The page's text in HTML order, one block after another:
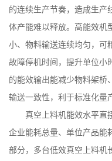
的连续生产节奏，造成生产
体产能难以释放。高能效机
小、物料输送连续均匀，可
故障停机时间，提升单位小
的能效输出能减少物料架桥
输送一致性，利于标准化量
真空上料机能效水平直
企业能耗总量、单位产品能
部分，多台低效真空上料机